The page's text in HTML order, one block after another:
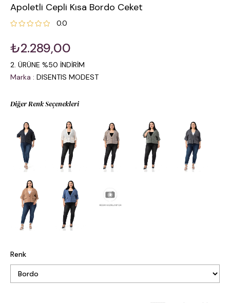
Apoletli Cepli Kısa Bordo Ceket
0.0
₺2.289,00
2. ÜRÜNE %50 İNDİRİM
Marka : DISENTIS MODEST
Diğer Renk Seçenekleri
Renk